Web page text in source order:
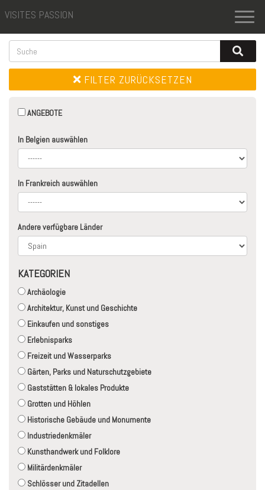
VISITES PASSION
FILTER ZURÜCKSETZEN
ANGEBOTE
In Belgien auswählen
In Frankreich auswählen
Andere verfügbare Länder
KATEGORIEN
Archäologie
Architektur, Kunst und Geschichte
Einkaufen und sonstiges
Erlebnisparks
Freizeit und Wasserparks
Gärten, Parks und Naturschutzgebiete
Gaststätten & lokales Produkte
Grotten und Höhlen
Historische Gebäude und Monumente
Industriedenkmäler
Kunsthandwerk und Folklore
Militärdenkmäler
Schlösser und Zitadellen